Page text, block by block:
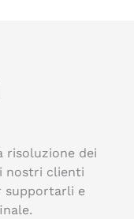
risoluzione dei
nostri clienti
supportarli e